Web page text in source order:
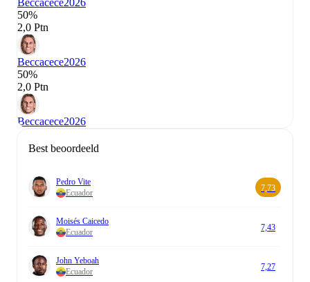
Beccacece2026
50%
2,0 Ptn
Beccacece2026
50%
2,0 Ptn
Beccacece2026
Best beoordeeld
Pedro Vite
Ecuador
7,73
Moisés Caicedo
Ecuador
7,43
John Yeboah
Ecuador
7,27